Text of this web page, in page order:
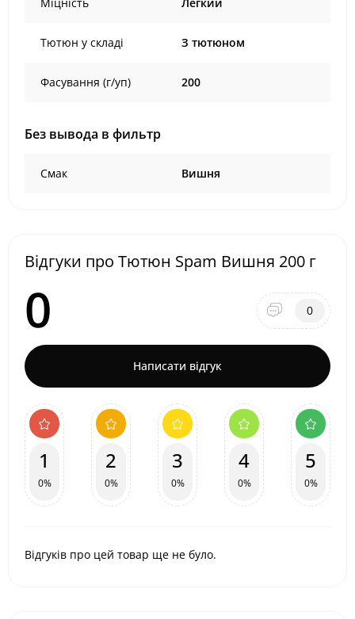
Тютюн у складі З тютюном
Фасування (г/уп) 200
Без вывода в фильтр
Смак Вишня
Відгуки про Тютюн Spam Вишня 200 г
0 0
Написати відгук
1
0%
2
0%
3
0%
4
0%
5
0%
Відгуків про цей товар ще не було.